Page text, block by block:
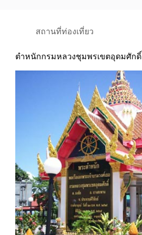
สถานที่ท่องเที่ยว
ตำหนักกรมหลวงชุมพรเขตอุดมศักดิ์